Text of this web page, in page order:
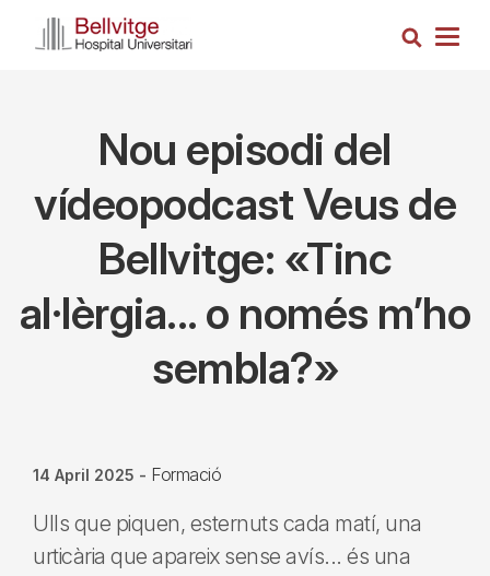
Search
Nou episodi del
vídeopodcast Veus de
Bellvitge: «Tinc
al·lèrgia... o només m’ho
sembla?»
14 April 2025 - Formació
Ulls que piquen, esternuts cada matí, una
urticària que apareix sense avís... és una